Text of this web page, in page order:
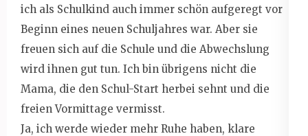
ich als Schulkind auch immer schön aufgeregt vor
Beginn eines neuen Schuljahres war. Aber sie
freuen sich auf die Schule und die Abwechslung
wird ihnen gut tun. Ich bin übrigens nicht die
Mama, die den Schul-Start herbei sehnt und die
freien Vormittage vermisst.
Ja, ich werde wieder mehr Ruhe haben, klare